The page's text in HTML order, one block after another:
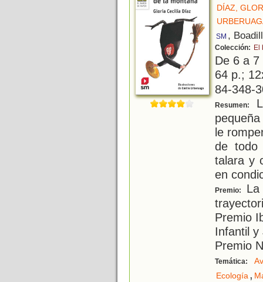
DÍAZ,
SM ,
Colección: El
De 6 a
64 p.;
84-348-
Resumen:
le
de todo
talara y
en
Premio:
La
Premio
Infantil y
Premio
Temática:
Ecología,